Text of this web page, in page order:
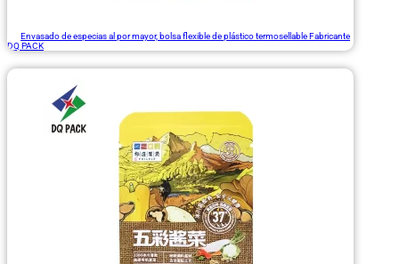
Envasado de especias al por mayor, bolsa flexible de plástico termosellable Fabricante
DQ PACK